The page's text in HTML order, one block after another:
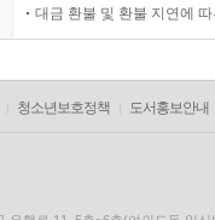
대금 환불 및 환불 지연에
청소년보호정책 도서홍보안내